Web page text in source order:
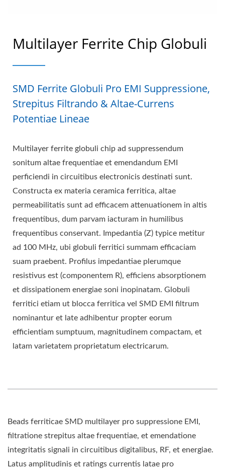
Multilayer Ferrite Chip Globuli
SMD Ferrite Globuli Pro EMI Suppressione,
Strepitus Filtrando & Altae-Currens
Potentiae Lineae
Multilayer ferrite globuli chip ad suppressendum
sonitum altae frequentiae et emendandum EMI
perficiendi in circuitibus electronicis destinati sunt.
Constructa ex materia ceramica ferritica, altae
permeabilitatis sunt ad efficacem attenuationem in altis
frequentibus, dum parvam iacturam in humilibus
frequentibus conservant. Impedantia (Z) typice metitur
ad 100 MHz, ubi globuli ferritici summam efficaciam
suam praebent. Profilus impedantiae plerumque
resistivus est (componentem R), efficiens absorptionem
et dissipationem energiae soni inopinatam. Globuli
ferritici etiam ut blocca ferritica vel SMD EMI filtrum
nominantur et late adhibentur propter eorum
efficientiam sumptuum, magnitudinem compactam, et
latam varietatem proprietatum electricarum.
Beads ferriticae SMD multilayer pro suppressione EMI,
filtratione strepitus altae frequentiae, et emendatione
integritatis signali in circuitibus digitalibus, RF, et energiae.
Latus amplitudinis et ratings currentis latae pro